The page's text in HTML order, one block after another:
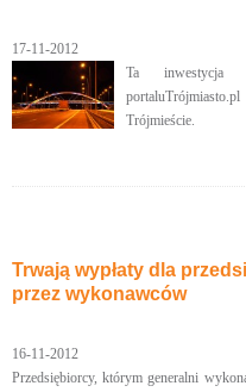
17-11-2012
Ta inwestycja
Trójmieście.
Trwają wypłaty dla
przez wykonawców
16-11-2012
Przedsiębiorcy, którym generalni